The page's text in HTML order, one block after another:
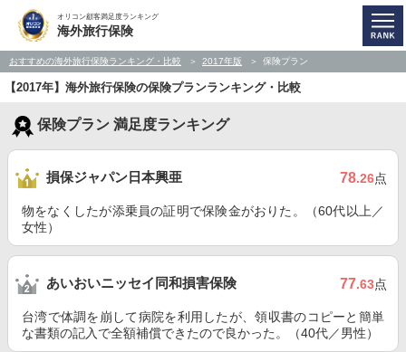
オリコン顧客満足度ランキング
海外旅行保険
おすすめの海外旅行保険ランキング・比較 2017年版 保険プラン
【2017年】海外旅行保険の保険プランランキング・比較
保険プラン 満足度ランキング
損保ジャパン日本興亜 78.26点
物をなくしたが添乗員の証明で保険金がおりた。（60代以上／
女性）
あいおいニッセイ同和損害保険 77.63点
台湾で体調を崩して病院を利用したが、領収書のコピーと簡単
な書類の記入で全額補償できたので良かった。（40代／男性）